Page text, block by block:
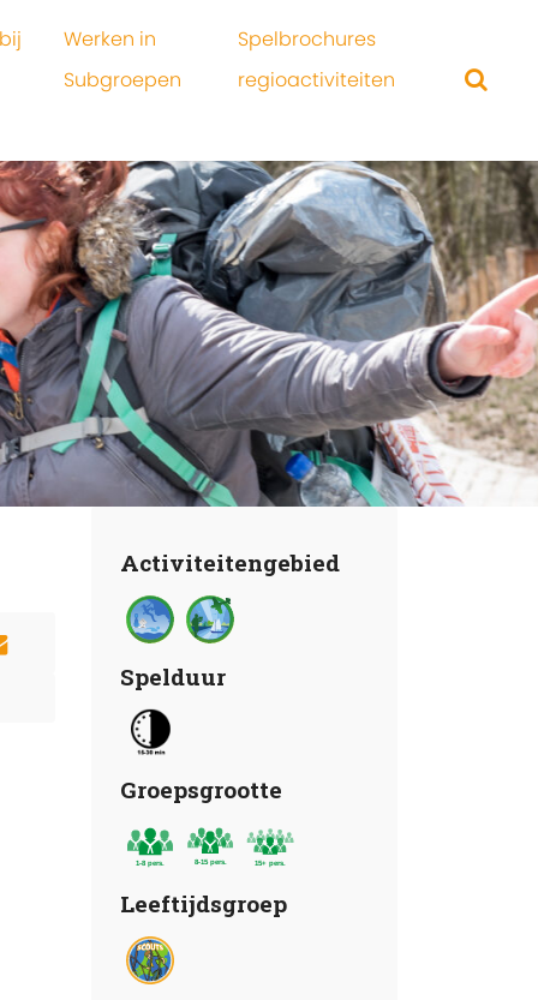
Werken in
Subgroepen
Spelbrochures
regioactiviteiten
Activiteitengebied
Spelduur
Groepsgrootte
Leeftijdsgroep